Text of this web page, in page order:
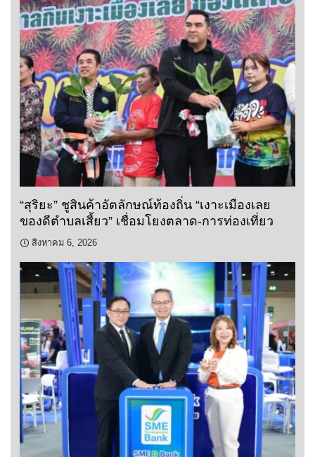
“สุริยะ” ชูสินค้าอัตลักษณ์ท้องถิ่น “เงาะเมืองเลย
ของดีตำบลเสี้ยว” เชื่อมโยงตลาด-การท่องเที่ยว
สิงหาคม 6, 2026